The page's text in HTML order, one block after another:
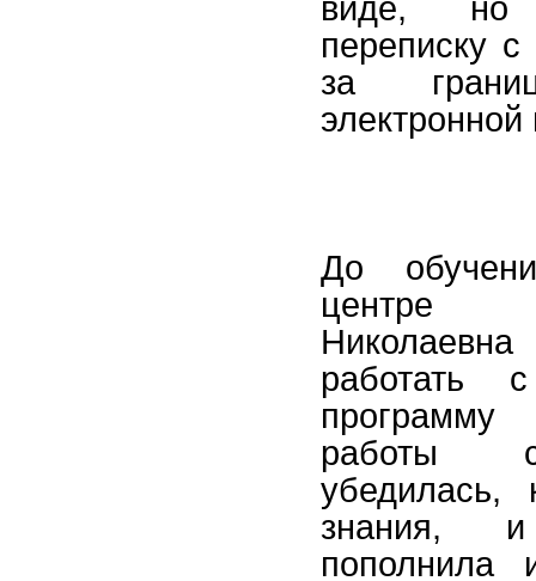
переписку
за
электронной
До
центре
работать
работы с
знания,
пополнила